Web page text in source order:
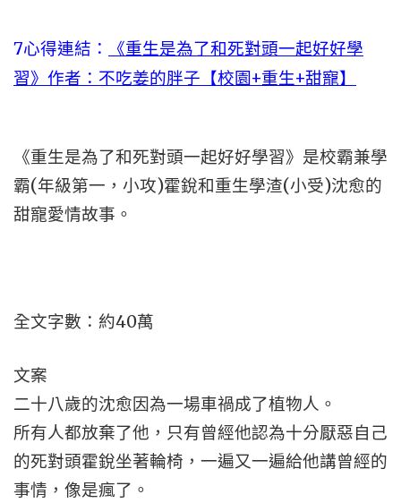
7心得連結：
《重生是為了和死對頭一起好好學
習》作者：不吃姜的胖子【校園+重生+甜寵】
《重生是為了和死對頭一起好好學習》是校霸兼學
霸(年級第一，小攻)霍銳和重生學渣(小受)沈愈的
甜寵愛情故事。
全文字數：約40萬
文案
二十八歲的沈愈因為一場車禍成了植物人。
所有人都放棄了他，只有曾經他認為十分厭惡自己
的死對頭霍銳坐著輪椅，一遍又一遍給他講曾經的
事情，像是瘋了。